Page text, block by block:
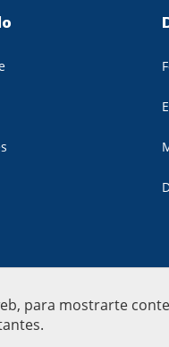
para mostrarte